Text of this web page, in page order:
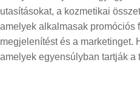
utasításokat, a kozmetikai
amelyek alkalmasak promóciós
megjelenítést és a marketinget.
amelyek egyensúlyban tartják